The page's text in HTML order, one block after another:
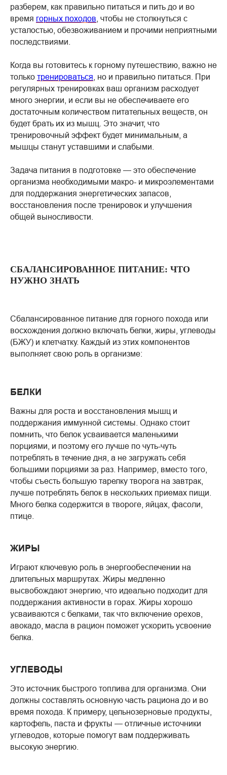
разберем, как правильно питаться и пить до и во
время горных походов , чтобы не столкнуться с
усталостью, обезвоживанием и прочими неприятными
последствиями.
Когда вы готовитесь к горному путешествию, важно не
только тренироваться , но и правильно питаться. При
регулярных тренировках ваш организм расходует
много энергии, и если вы не обеспечиваете его
достаточным количеством питательных веществ, он
будет брать их из мышц. Это значит, что
тренировочный эффект будет минимальным, а
мышцы станут уставшими и слабыми.
Задача питания в подготовке — это обеспечение
организма необходимыми макро- и микроэлементами
для поддержания энергетических запасов,
восстановления после тренировок и улучшения
общей выносливости.
СБАЛАНСИРОВАННОЕ ПИТАНИЕ: ЧТО
НУЖНО ЗНАТЬ
Сбалансированное питание для горного похода или
восхождения должно включать белки, жиры, углеводы
(БЖУ) и клетчатку. Каждый из этих компонентов
выполняет свою роль в организме:
БЕЛКИ
Важны для роста и восстановления мышц и
поддержания иммунной системы. Однако стоит
помнить, что белок усваивается маленькими
порциями, и поэтому его лучше по чуть-чуть
потреблять в течение дня, а не загружать себя
большими порциями за раз. Например, вместо того,
чтобы съесть большую тарелку творога на завтрак,
лучше потреблять белок в нескольких приемах пищи.
Много белка содержится в твороге, яйцах, фасоли,
птице.
ЖИРЫ
Играют ключевую роль в энергообеспечении на
длительных маршрутах. Жиры медленно
высвобождают энергию, что идеально подходит для
поддержания активности в горах. Жиры хорошо
усваиваются с белками, так что включение орехов,
авокадо, масла в рацион поможет ускорить усвоение
белка.
УГЛЕВОДЫ
Это источник быстрого топлива для организма. Они
должны составлять основную часть рациона до и во
время похода. К примеру, цельнозерновые продукты,
картофель, паста и фрукты — отличные источники
углеводов, которые помогут вам поддерживать
высокую энергию.